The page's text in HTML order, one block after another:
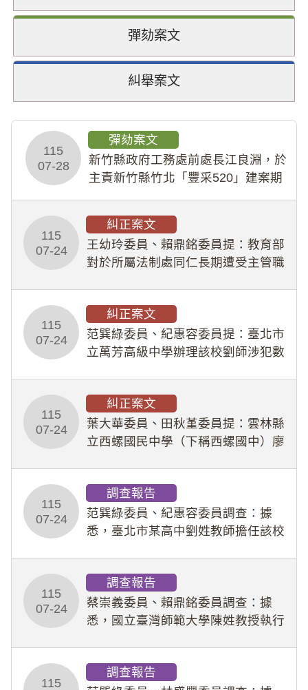
彈劾案文
糾舉案文
115
07-28
彈劾案文
新竹縣政府工務處前處長江良淵，於
主責新竹縣竹北「豐采520」建案期
幣1,483萬餘元，並長期收受建商餽
贈；復罔顧公共安全，圖利默許建商
於停工期間
115
07-24
糾正案文
王幼玲委員、賴鼎銘委員提：教育部
對於所屬法制處同仁長期遭受主管職
人員保障法」及「職業安全衛生法」
所定維護公務人員
115
07-24
糾正案文
范巽綠委員、紀惠容委員提：臺北市
立萬芳高級中學辦理該校劉師涉犯數
業把關與糾錯功能，不僅首份調查報
告漏未審酌師生不
115
07-24
糾正案文
葉大華委員、田秋堇委員提：雲林縣
立西螺國民中學（下稱西螺國中）廖
教羽球隊學生等行為，歷經該校校園
事件處理會議（下
115
07-24
調查報告
范巽綠委員、紀惠容委員調查：據
悉，臺北市某高中劉姓教師擔任該校
行拍攝特定樣態性影像並以手機傳送
劉師。該生因畏懼成
115
07-24
調查報告
蔡崇義委員、賴鼎銘委員調查：據
悉，國立臺灣師範大學陳姓教授執行
術倫理等情案調查報告。(115教調
115
調查報告